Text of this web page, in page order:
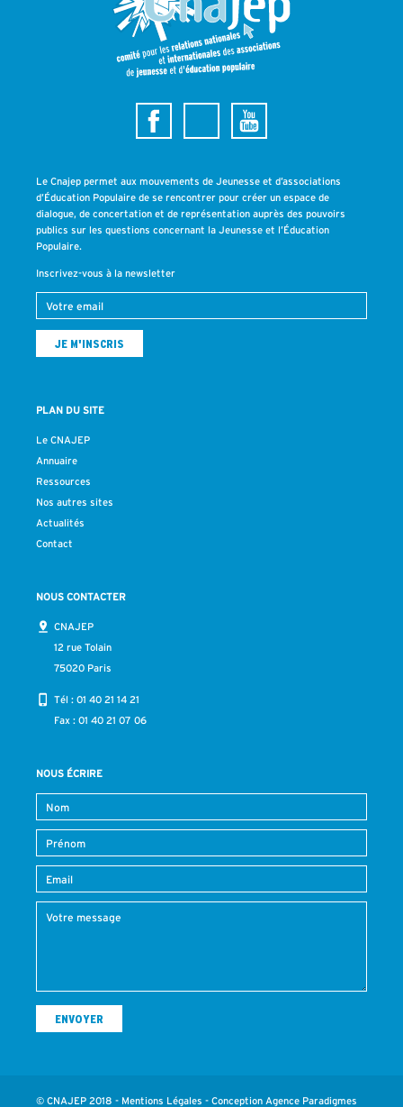
Le Cnajep permet aux mouvements de Jeunesse et d’associations
d’Éducation Populaire de se rencontrer pour créer un espace de
dialogue, de concertation et de représentation auprès des pouvoirs
publics sur les questions concernant la Jeunesse et l’Éducation
Populaire.
Inscrivez-vous à la newsletter
PLAN DU SITE
Le CNAJEP
Annuaire
Ressources
Nos autres sites
Actualités
Contact
NOUS CONTACTER
CNAJEP
12 rue Tolain
75020 Paris
Tél : 01 40 21 14 21
Fax : 01 40 21 07 06
NOUS ÉCRIRE
© CNAJEP 2018 - Mentions Légales - Conception Agence Paradigmes